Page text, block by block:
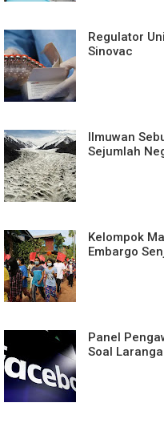
Regulator
Sinovac
Ilmuwan
Sejumlah
Kelompok
Embargo
Panel
Soal